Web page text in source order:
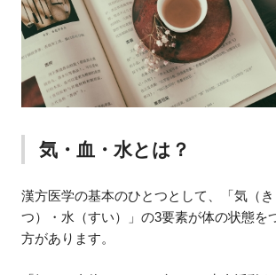
気・血・水とは？
漢方医学の基本のひとつとして、「気（
つ）・水（すい）」の3要素が体の状態を
方があります。